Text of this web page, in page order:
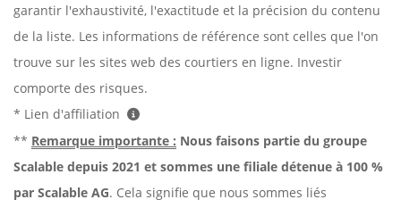
garantir l'exhaustivité, l'exactitude et la précision du contenu
de la liste. Les informations de référence sont celles que l'on
trouve sur les sites web des courtiers en ligne. Investir
comporte des risques.
* Lien d'affiliation
** Remarque importante : Nous faisons partie du groupe
Scalable depuis 2021 et sommes une filiale détenue à 100 %
par Scalable AG. Cela signifie que nous sommes liés